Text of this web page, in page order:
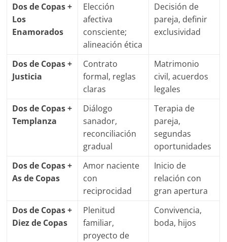
Dos de Copas +
Los
Enamorados
Elección
afectiva
consciente;
alineación ética
Decisión de
pareja, definir
exclusividad
Dos de Copas +
Justicia
Contrato
formal, reglas
claras
Matrimonio
civil, acuerdos
legales
Dos de Copas +
Templanza
Diálogo
sanador,
reconciliación
gradual
Terapia de
pareja,
segundas
oportunidades
Dos de Copas +
As de Copas
Amor naciente
con
reciprocidad
Inicio de
relación con
gran apertura
Dos de Copas +
Diez de Copas
Plenitud
familiar,
proyecto de
Convivencia,
boda, hijos